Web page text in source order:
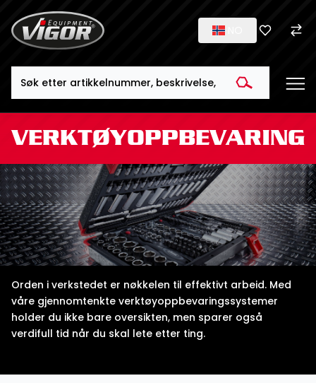
VERKTØYOPPBEVARING
Orden i verkstedet er nøkkelen til effektivt arbeid. Med
våre gjennomtenkte verktøyoppbevaringssystemer
holder du ikke bare oversikten, men sparer også
verdifull tid når du skal lete etter ting.